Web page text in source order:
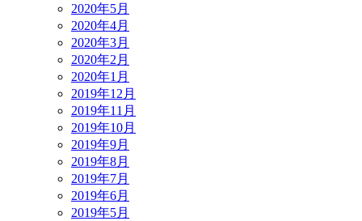
2020年5月
2020年4月
2020年3月
2020年2月
2020年1月
2019年12月
2019年11月
2019年10月
2019年9月
2019年8月
2019年7月
2019年6月
2019年5月